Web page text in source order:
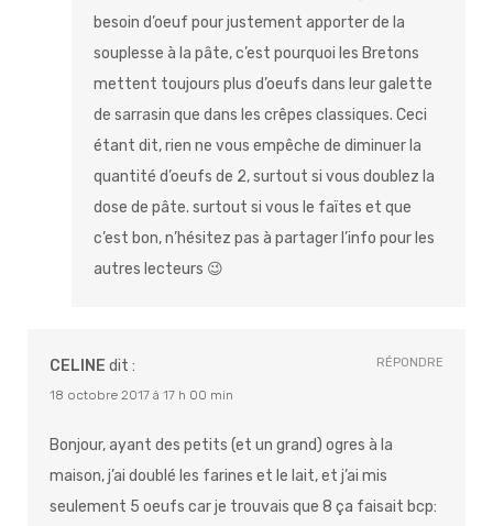
besoin d’oeuf pour justement apporter de la
souplesse à la pâte, c’est pourquoi les Bretons
mettent toujours plus d’oeufs dans leur galette
de sarrasin que dans les crêpes classiques. Ceci
étant dit, rien ne vous empêche de diminuer la
quantité d’oeufs de 2, surtout si vous doublez la
dose de pâte. surtout si vous le faïtes et que
c’est bon, n’hésitez pas à partager l’info pour les
autres lecteurs 😉
CELINE dit :
18 octobre 2017 à 17 h 00 min
Bonjour, ayant des petits (et un grand) ogres à la
maison, j’ai doublé les farines et le lait, et j’ai mis
seulement 5 oeufs car je trouvais que 8 ça faisait bcp:
RÉPONDRE